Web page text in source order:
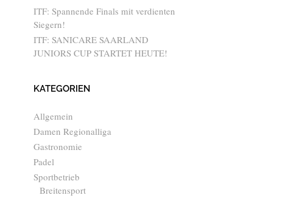
ITF: Spannende Finals mit verdienten
Siegern!
ITF: SANICARE SAARLAND
JUNIORS CUP STARTET HEUTE!
KATEGORIEN
Allgemein
Damen Regionalliga
Gastronomie
Padel
Sportbetrieb
Breitensport